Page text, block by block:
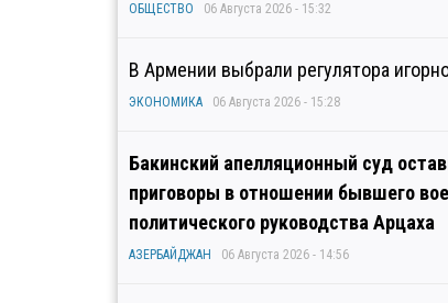
ОБЩЕСТВО 06 Августа 2026 - 15:32
В Армении выбрали регулятора
ЭКОНОМИКА 06 Августа 2026 - 15:28
Бакинский апелляционный суд
приговоры в отношении бывшего
политического руководства Арцаха
АЗЕРБАЙДЖАН 06 Августа 2026 - 14:56